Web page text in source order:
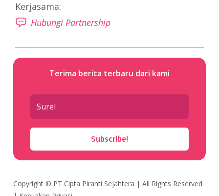
Kerjasama:
Hubungi Partnership
Terima berita terbaru dari kami
Subscribe!
Copyright © PT Cipta Piranti Sejahtera | All Rights Reserved